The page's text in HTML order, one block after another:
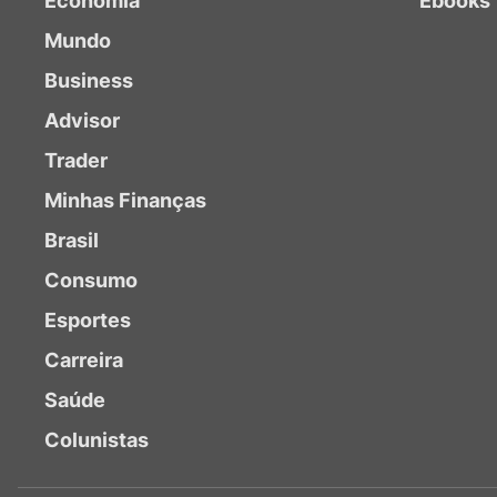
Mundo
Business
Advisor
Trader
Minhas Finanças
Brasil
Consumo
Esportes
Carreira
Saúde
Colunistas